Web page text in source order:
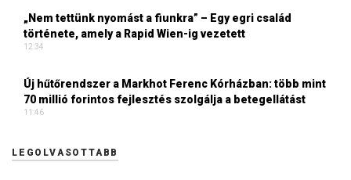
„Nem tettünk nyomást a fiunkra” – Egy egri család
története, amely a Rapid Wien-ig vezetett
12:34
Új hűtőrendszer a Markhot Ferenc Kórházban: több mint
70 millió forintos fejlesztés szolgálja a betegellátást
11:46
LEGOLVASOTTABB